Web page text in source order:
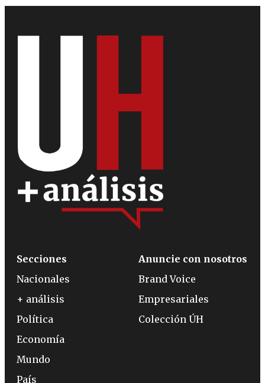
Secciones
Nacionales
+ análisis
Política
Economía
Mundo
País
Anuncie con nosotros
Brand Voice
Empresariales
Colección ÚH